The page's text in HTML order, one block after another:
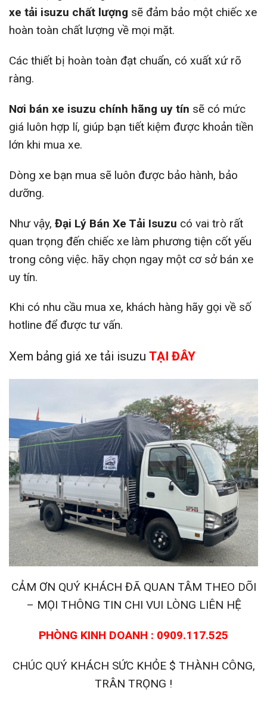
xe tải isuzu chất lượng sẽ đảm bảo một chiếc xe
hoàn toàn chất lượng về mọi mặt.
Các thiết bị hoàn toàn đạt chuẩn, có xuất xứ rõ
ràng.
Nơi bán xe isuzu chính hãng uy tín sẽ có mức
giá luôn hợp lí, giúp bạn tiết kiệm được khoản tiền
lớn khi mua xe.
Dòng xe bạn mua sẽ luôn được bảo hành, bảo
dưỡng.
Như vậy, Đại Lý Bán Xe Tải Isuzu có vai trò rất
quan trọng đến chiếc xe làm phương tiện cốt yếu
trong công việc. hãy chọn ngay một cơ sở bán xe
uy tín.
Khi có nhu cầu mua xe, khách hàng hãy gọi về số
hotline để được tư vấn.
Xem bảng giá xe tải isuzu TẠI ĐÂY
CẢM ƠN QUÝ KHÁCH ĐÃ QUAN TÂM THEO DÕI
– MỌI THÔNG TIN CHI VUI LÒNG LIÊN HỆ
PHÒNG KINH DOANH : 0909.117.525
CHÚC QUÝ KHÁCH SỨC KHỎE $ THÀNH CÔNG,
TRÂN TRỌNG !